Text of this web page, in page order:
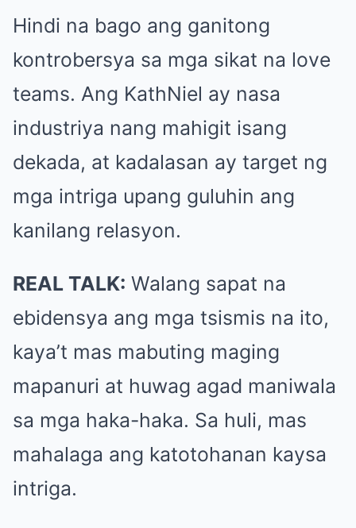
Hindi na bago ang ganitong
kontrobersya sa mga sikat na love
teams. Ang KathNiel ay nasa
industriya nang mahigit isang
dekada, at kadalasan ay target ng
mga intriga upang guluhin ang
kanilang relasyon.
REAL TALK: Walang sapat na
ebidensya ang mga tsismis na ito,
kaya’t mas mabuting maging
mapanuri at huwag agad maniwala
sa mga haka-haka. Sa huli, mas
mahalaga ang katotohanan kaysa
intriga.